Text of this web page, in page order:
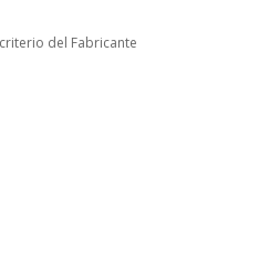
del Fabricante